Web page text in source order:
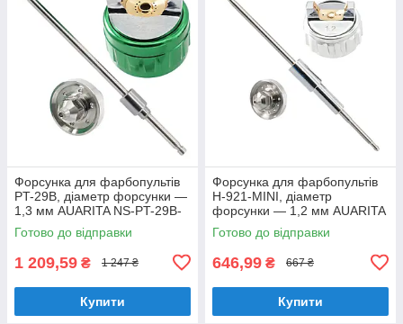
Форсунка для фарбопультів
PT-29B, діаметр форсунки —
1,3 мм AUARITA NS-PT-29B-
1.3
Готово до відправки
1 209,59 ₴ 1 247 ₴
Купити
Форсунка для фарбопультів
H-921-MINI, діаметр
форсунки — 1,2 мм AUARITA
NS-H-921-MINI — 1.2
Готово до відправки
646,99 ₴ 667 ₴
Купити